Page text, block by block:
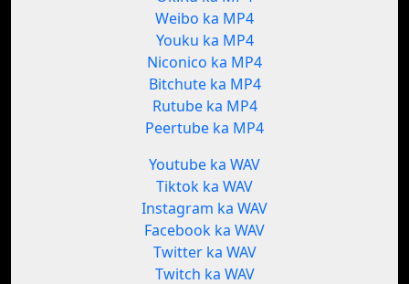
Weibo ka MP4
Youku ka MP4
Niconico ka MP4
Bitchute ka MP4
Rutube ka MP4
Peertube ka MP4
Youtube ka WAV
Tiktok ka WAV
Instagram ka WAV
Facebook ka WAV
Twitter ka WAV
Twitch ka WAV